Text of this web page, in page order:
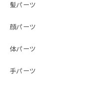
髪パーツ
顔パーツ
体パーツ
手パーツ